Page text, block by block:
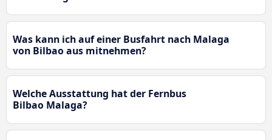
Was kann ich auf einer Busfahrt nach Malaga
von Bilbao aus mitnehmen?
Welche Ausstattung hat der Fernbus
Bilbao Malaga?